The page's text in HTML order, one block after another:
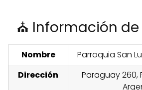
⛪ Información
Nombre
Parroquia San
Dirección
Paraguay 260,